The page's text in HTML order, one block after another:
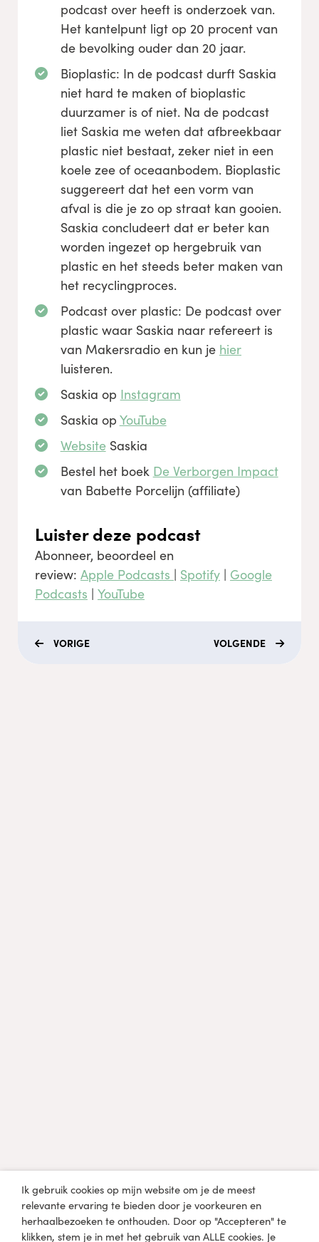
podcast over heeft is onderzoek van.
Het kantelpunt ligt op 20 procent van
de bevolking ouder dan 20 jaar.
Bioplastic: In de podcast durft Saskia
niet hard te maken of bioplastic
duurzamer is of niet. Na de podcast
liet Saskia me weten dat afbreekbaar
plastic niet bestaat, zeker niet in een
koele zee of oceaanbodem. Bioplastic
suggereert dat het een vorm van
afval is die je zo op straat kan gooien.
Saskia concludeert dat er beter kan
worden ingezet op hergebruik van
plastic en het steeds beter maken van
het recyclingproces.
Podcast over plastic: De podcast over
plastic waar Saskia naar refereert is
van Makersradio en kun je hier
luisteren.
Saskia op Instagram
Saskia op YouTube
WebsiteSaskia
Bestel het boek De Verborgen Impact
van Babette Porcelijn (affiliate)
Luister deze podcast
Abonneer, beoordeel en
review: Apple Podcasts | Spotify | Google
Podcasts | YouTube
VORIGE VOLGENDE
je zelfstandig wijzigingen aanbrengt in je huidige dieet en
levensstijl.
Ik gebruik cookies op mijn website om je de meest
relevante ervaring te bieden door je voorkeuren en
herhaalbezoeken te onthouden. Door op "Accepteren" te
klikken, stem je in met het gebruik van ALLE cookies. Je